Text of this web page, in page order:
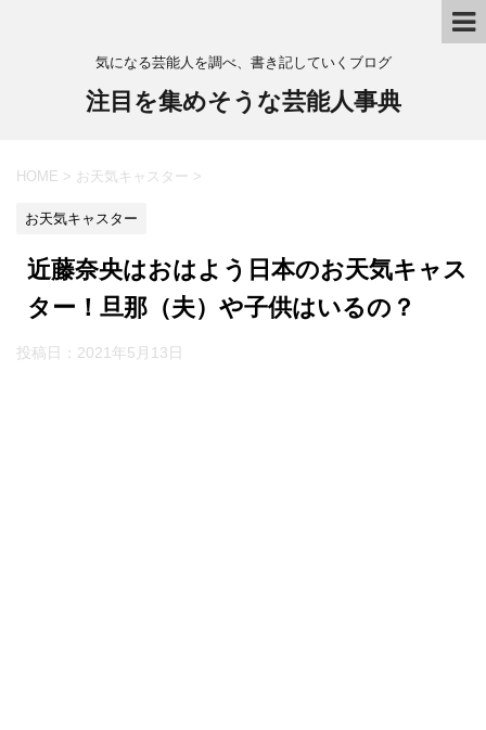
気になる芸能人を調べ、書き記していくブログ
注目を集めそうな芸能人事典
HOME > お天気キャスター >
お天気キャスター
近藤奈央はおはよう日本のお天気キャス
ター！旦那（夫）や子供はいるの？
投稿日： 2021年5月13日